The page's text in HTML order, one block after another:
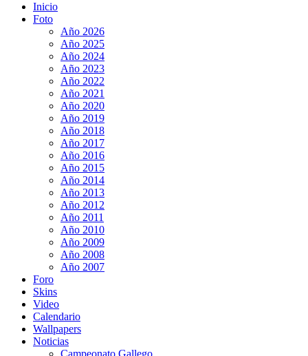
Inicio
Foto
Año 2026
Año 2025
Año 2024
Año 2023
Año 2022
Año 2021
Año 2020
Año 2019
Año 2018
Año 2017
Año 2016
Año 2015
Año 2014
Año 2013
Año 2012
Año 2011
Año 2010
Año 2009
Año 2008
Año 2007
Foro
Skins
Video
Calendario
Wallpapers
Noticias
Campeonato Gallego